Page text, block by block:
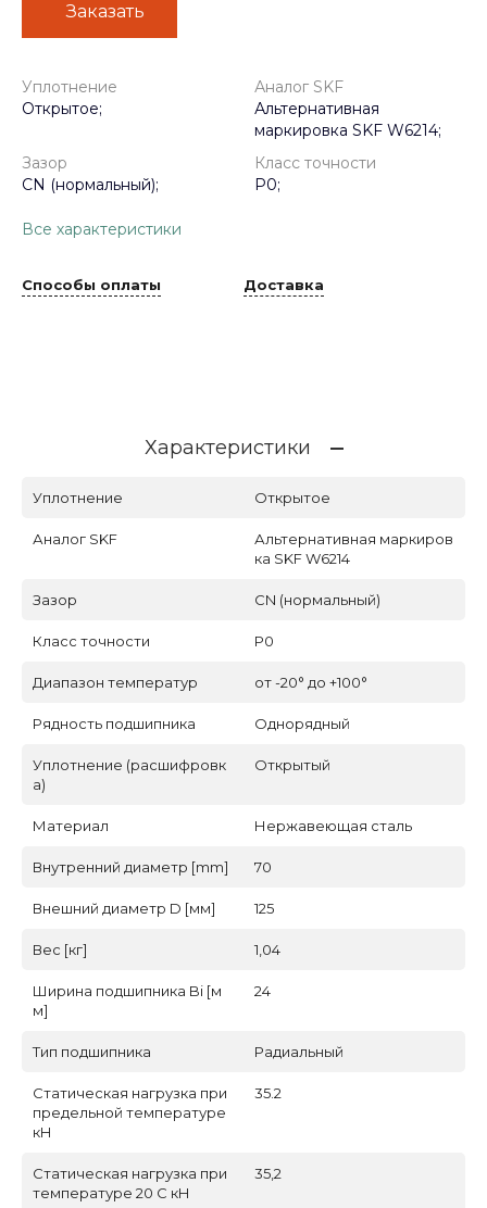
Заказать
Уплотнение
Открытое;
Аналог SKF
Альтернативная
маркировка SKF W6214;
Зазор
CN (нормальный);
Класс точности
P0;
Все характеристики
Способы оплаты Доставка
Характеристики
Уплотнение Открытое
Аналог SKF
Альтернативная маркиров
ка SKF W6214
Зазор CN (нормальный)
Класс точности P0
Диапазон температур от -20° до +100°
Рядность подшипника Однорядный
Уплотнение (расшифровк
а)
Открытый
Материал Нержавеющая сталь
Внутренний диаметр [mm] 70
Внешний диаметр D [мм] 125
Вес [кг] 1,04
Ширина подшипника Bi [м
м]
24
Тип подшипника Радиальный
Статическая нагрузка при
предельной температуре
кН
35.2
Статическая нагрузка при
температуре 20 С кН
35,2